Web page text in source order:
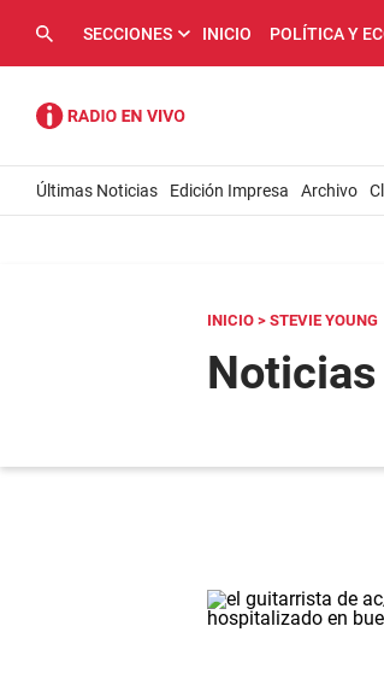
SECCIONES INICIO POLÍTICA Y
Últimas Noticias Edición Impresa Archivo
INICIO > STEVIE YOUNG